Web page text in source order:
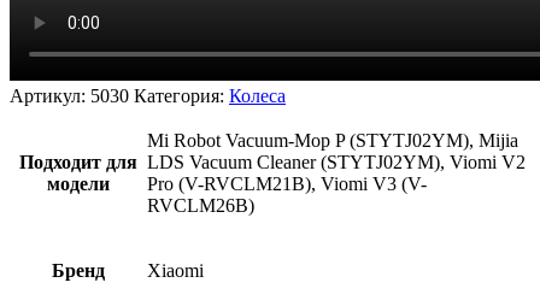
Артикул: 5030 Категория: Колеса
Подходит для
модели
Mi Robot Vacuum-Mop P (STYTJ02YM), Mijia
LDS Vacuum Cleaner (STYTJ02YM), Viomi V2
Pro (V-RVCLM21B), Viomi V3 (V-
RVCLM26B)
Бренд Xiaomi